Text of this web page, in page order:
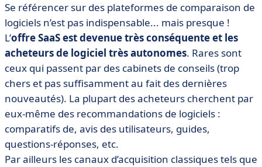
Se référencer sur des plateformes de comparaison de
logiciels n’est pas indispensable... mais presque !
L’offre SaaS est devenue très conséquente et les
acheteurs de logiciel très autonomes. Rares sont
ceux qui passent par des cabinets de conseils (trop
chers et pas suffisamment au fait des dernières
nouveautés). La plupart des acheteurs cherchent par
eux-même des recommandations de logiciels :
comparatifs de, avis des utilisateurs, guides,
questions-réponses, etc.
Par ailleurs les canaux d’acquisition classiques tels que